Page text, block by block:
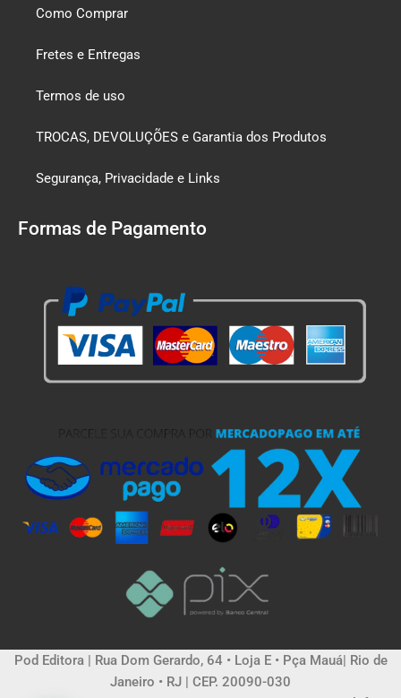
Como Comprar
Fretes e Entregas
Termos de uso
TROCAS, DEVOLUÇÕES e Garantia dos Produtos
Segurança, Privacidade e Links
Formas de Pagamento
Pod Editora | Rua Dom Gerardo, 64 • Loja E • Pça Mauá| Rio de
Janeiro • RJ | CEP. 20090-030